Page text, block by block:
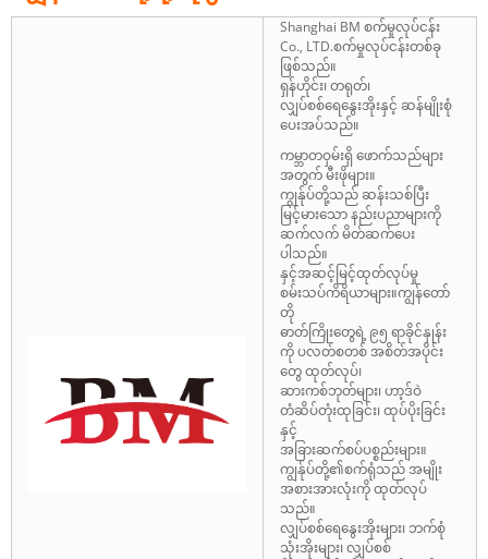
Shanghai BM စက်မှုလုပ်ငန်း
Co., LTD.စက်မှုလုပ်ငန်းတစ်ခု
ဖြစ်သည်။
ရှန်ဟိုင်း၊ တရုတ်၊
လျှပ်စစ်ရေနွေးအိုးနှင့် ဆန်မျိုးစုံ
ပေးအပ်သည်။
ကမ္ဘာတဝှမ်းရှိ ဖောက်သည်များ
အတွက် မီးဖိုများ။
ကျွန်ုပ်တို့သည် ဆန်းသစ်ပြီး
မြင့်မားသော နည်းပညာများကို
ဆက်လက် မိတ်ဆက်ပေး
ပါသည်။
နှင့်အဆင့်မြင့်ထုတ်လုပ်မှု
စမ်းသပ်ကိရိယာများ။ကျွန်တော်
တို
ဓာတ်ကြိုးတွေရဲ့ ၉၅ ရာခိုင်နှုန်း
ကို ပလတ်စတစ် အစိတ်အပိုင်း
တွေ ထုတ်လုပ်၊
ဆားကစ်ဘုတ်များ၊ ဟာ့ဒ်ဝဲ
တံဆိပ်တုံးထုခြင်း၊ ထုပ်ပိုးခြင်း
နှင့်
အခြားဆက်စပ်ပစ္စည်းများ။
ကျွန်ုပ်တို့၏စက်ရုံသည် အမျိုး
အစားအားလုံးကို ထုတ်လုပ်
သည်။
လျှပ်စစ်ရေနွေးအိုးများ၊ ဘက်စုံ
သုံးအိုးများ၊ လျှပ်စစ်